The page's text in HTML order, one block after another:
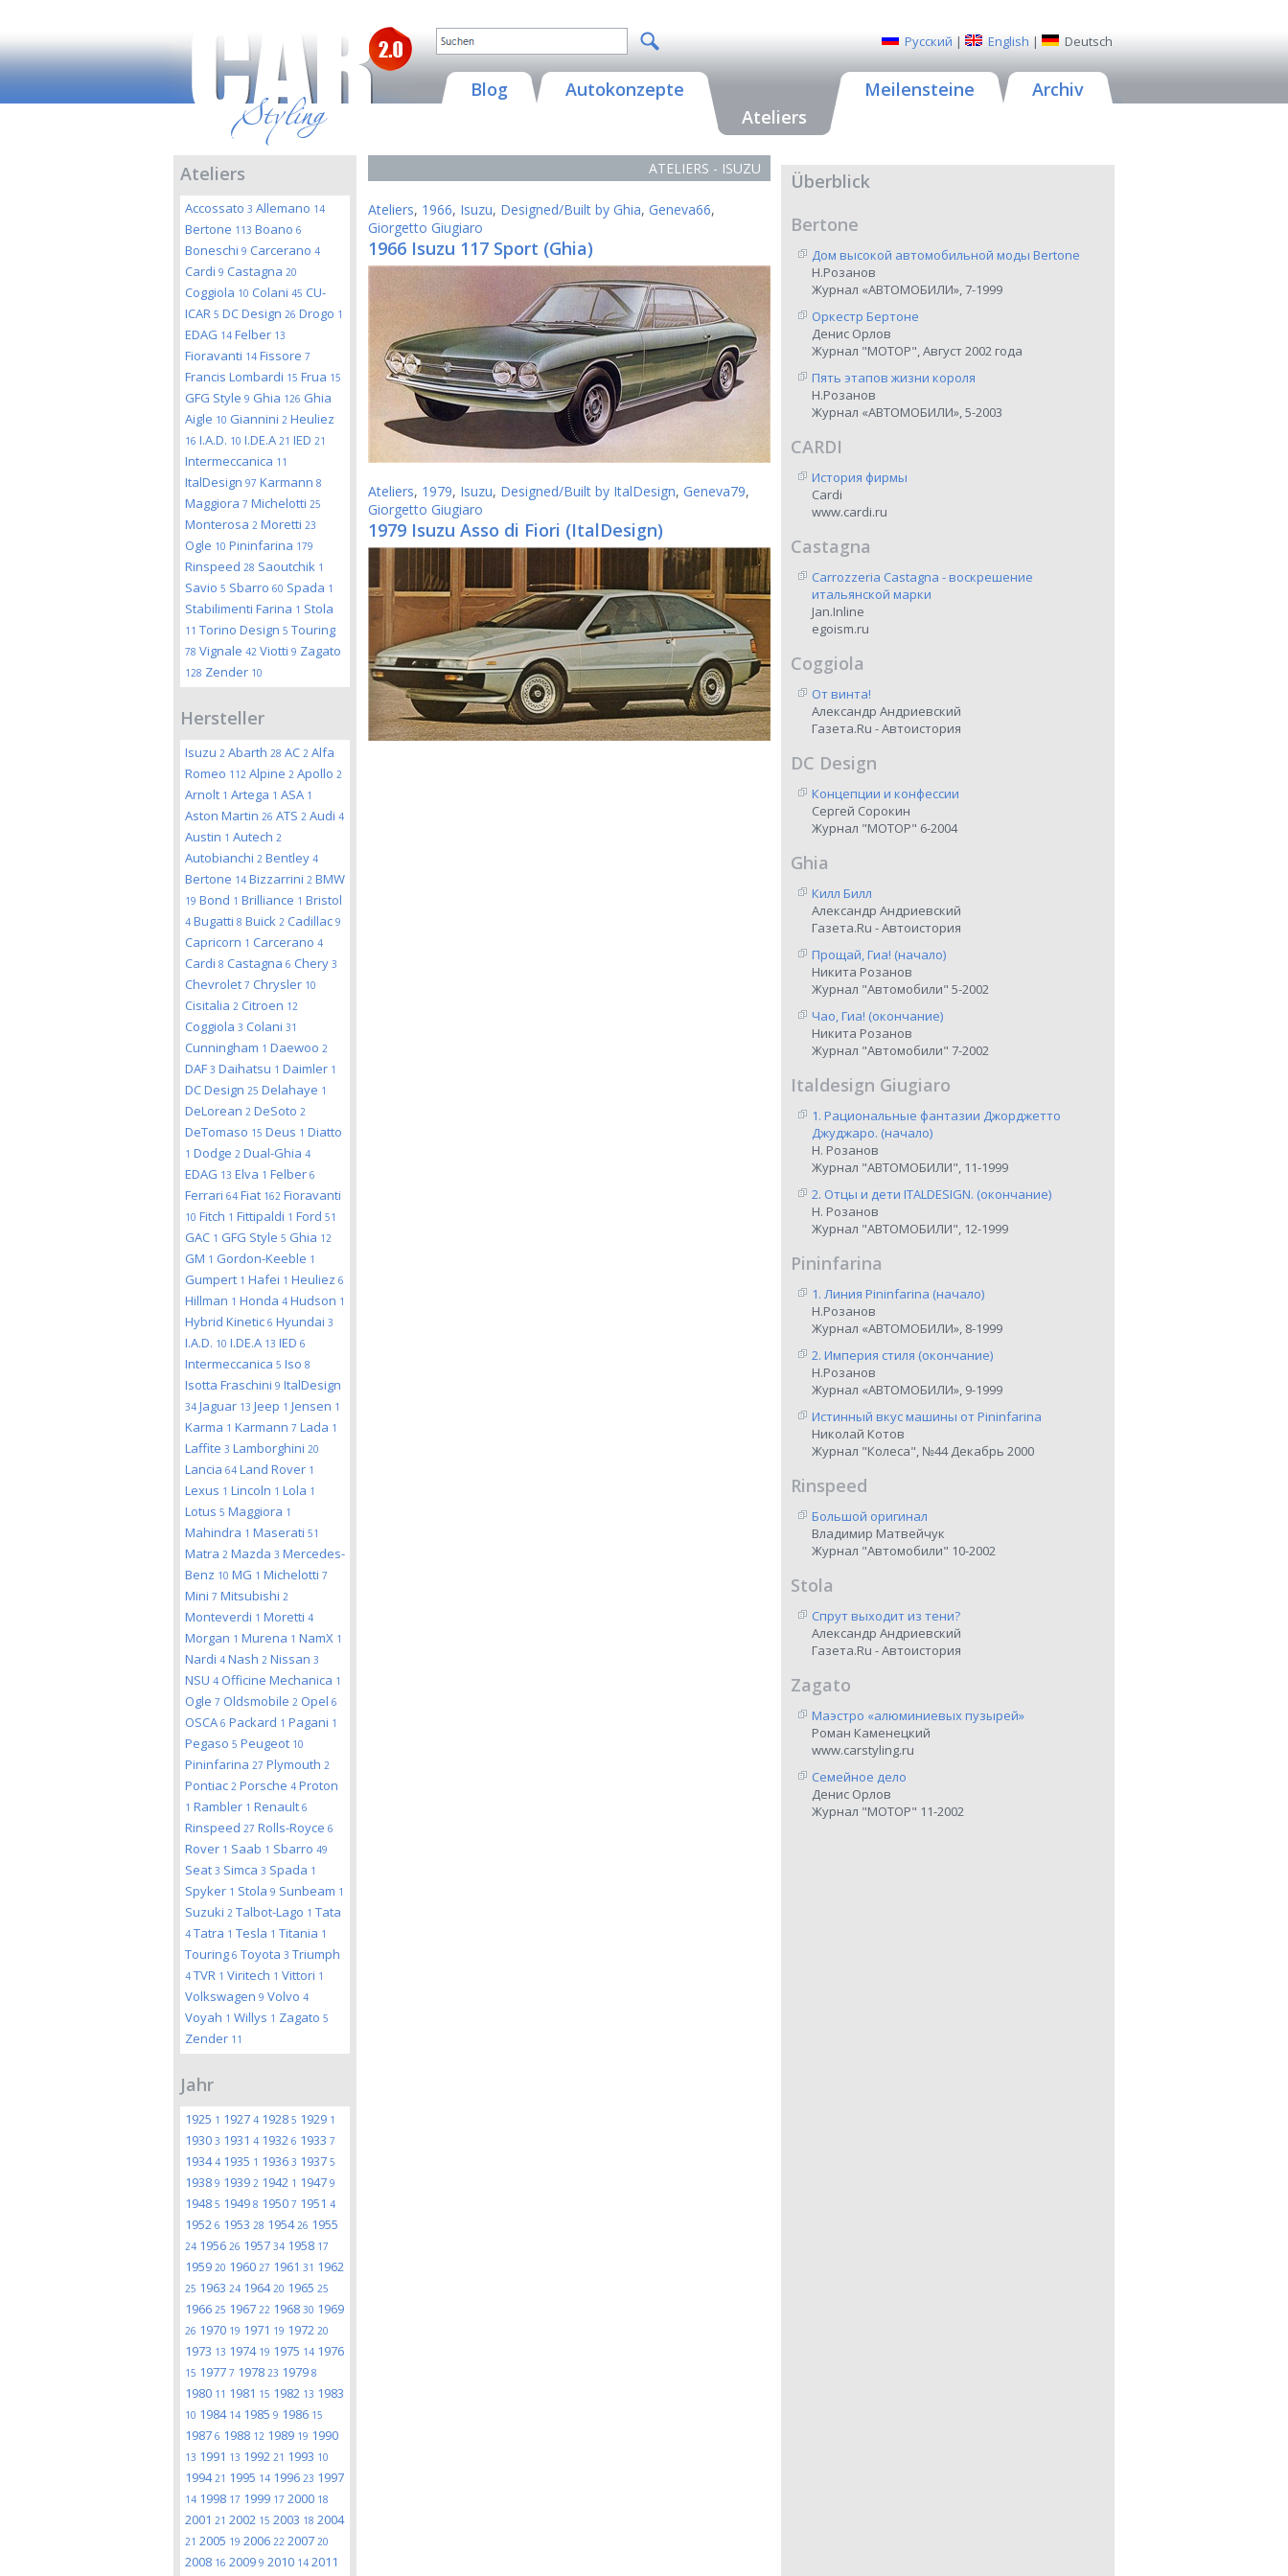
Русский | English | Deutsch
Blog
Autokonzepte
Ateliers
Meilensteine Archiv
Ateliers
Accossato 3 Allemano 14
Bertone 113 Boano 6
Boneschi 9 Carcerano 4
Cardi 9 Castagna 20
Coggiola 10 Colani 45 CU-
ICAR 5 DC Design 26 Drogo 1
EDAG 14 Felber 13
Fioravanti 14 Fissore 7
Francis Lombardi 15 Frua 15
GFG Style 9 Ghia 126 Ghia
Aigle 10 Giannini 2 Heuliez
16 I.A.D. 10 I.DE.A 21 IED 21
Intermeccanica 11
ItalDesign 97 Karmann 8
Maggiora 7 Michelotti 25
Monterosa 2 Moretti 23
Ogle 10 Pininfarina 179
Rinspeed 28 Saoutchik 1
Savio 5 Sbarro 60 Spada 1
Stabilimenti Farina 1 Stola
11 Torino Design 5 Touring
78 Vignale 42 Viotti 9 Zagato
128 Zender 10
Hersteller
Isuzu 2 Abarth 28 AC 2 Alfa
Romeo 112 Alpine 2 Apollo 2
Arnolt 1 Artega 1 ASA 1
Aston Martin 26 ATS 2 Audi 4
Austin 1 Autech 2
Autobianchi 2 Bentley 4
Bertone 14 Bizzarrini 2 BMW
19 Bond 1 Brilliance 1 Bristol
4 Bugatti 8 Buick 2 Cadillac 9
Capricorn 1 Carcerano 4
Cardi 8 Castagna 6 Chery 3
Chevrolet 7 Chrysler 10
Cisitalia 2 Citroen 12
Coggiola 3 Colani 31
Cunningham 1 Daewoo 2
DAF 3 Daihatsu 1 Daimler 1
DC Design 25 Delahaye 1
DeLorean 2 DeSoto 2
DeTomaso 15 Deus 1 Diatto
1 Dodge 2 Dual-Ghia 4
EDAG 13 Elva 1 Felber 6
Ferrari 64 Fiat 162 Fioravanti
10 Fitch 1 Fittipaldi 1 Ford 51
GAC 1 GFG Style 5 Ghia 12
GM 1 Gordon-Keeble 1
Gumpert 1 Hafei 1 Heuliez 6
Hillman 1 Honda 4 Hudson 1
Hybrid Kinetic 6 Hyundai 3
I.A.D. 10 I.DE.A 13 IED 6
Intermeccanica 5 Iso 8
Isotta Fraschini 9 ItalDesign
34 Jaguar 13 Jeep 1 Jensen 1
Karma 1 Karmann 7 Lada 1
Laffite 3 Lamborghini 20
Lancia 64 Land Rover 1
Lexus 1 Lincoln 1 Lola 1
Lotus 5 Maggiora 1
Mahindra 1 Maserati 51
Matra 2 Mazda 3 Mercedes-
Benz 10 MG 1 Michelotti 7
Mini 7 Mitsubishi 2
Monteverdi 1 Moretti 4
Morgan 1 Murena 1 NamX 1
Nardi 4 Nash 2 Nissan 3
NSU 4 Officine Mechanica 1
Ogle 7 Oldsmobile 2 Opel 6
OSCA 6 Packard 1 Pagani 1
Pegaso 5 Peugeot 10
Pininfarina 27 Plymouth 2
Pontiac 2 Porsche 4 Proton
1 Rambler 1 Renault 6
Rinspeed 27 Rolls-Royce 6
Rover 1 Saab 1 Sbarro 49
Seat 3 Simca 3 Spada 1
Spyker 1 Stola 9 Sunbeam 1
Suzuki 2 Talbot-Lago 1 Tata
4 Tatra 1 Tesla 1 Titania 1
Touring 6 Toyota 3 Triumph
4 TVR 1 Viritech 1 Vittori 1
Volkswagen 9 Volvo 4
Voyah 1 Willys 1 Zagato 5
Zender 11
Jahr
1925 1 1927 4 1928 5 1929 1
1930 3 1931 4 1932 6 1933 7
19344 1935 1 1936 3 1937 5
1938 9 1939 2 1942 1 1947 9
1948 5 1949 8 1950 7 1951 4
1952 6 1953 28 195426 1955
24 1956 26 1957 34 1958 17
1959 20 1960 27 1961 31 1962
25 1963 24 196420 1965 25
1966 25 1967 22 1968 30 1969
26 1970 19 1971 19 1972 20
1973 13 1974 19 1975 14 1976
15 1977 7 1978 23 1979 8
1980 11 1981 15 1982 13 1983
10 1984 14 1985 9 1986 15
1987 6 1988 12 1989 19 1990
13 1991 13 1992 21 1993 10
199421 1995 14 1996 23 1997
14 1998 17 1999 17 2000 18
2001 21 2002 15 2003 18 2004
21 2005 19 2006 22 2007 20
2008 16 2009 9 2010 14 2011
ATELIERS - ISUZU
Ateliers, 1966, Isuzu, Designed/Built by Ghia, Geneva66,
Giorgetto Giugiaro
1966 Isuzu 117 Sport (Ghia)
Ateliers, 1979, Isuzu, Designed/Built by ItalDesign, Geneva79,
Giorgetto Giugiaro
1979 Isuzu Asso di Fiori (ItalDesign)
Überblick
Bertone
Дом высокой автомобильной моды Bertone
Н.Розанов
Журнал «АВТОМОБИЛИ», 7-1999
Оркестр Бертоне
Денис Орлов
Журнал "МОТОР", Август 2002 года
Пять этапов жизни короля
Н.Розанов
Журнал «АВТОМОБИЛИ», 5-2003
CARDI
История фирмы
Cardi
www.cardi.ru
Castagna
Carrozzeria Castagna - воскрешение
итальянской марки
Jan.Inline
egoism.ru
Coggiola
От винта!
Александр Андриевский
Газета.Ru - Автоистория
DC Design
Концепции и конфессии
Сергей Сорокин
Журнал "МОТОР" 6-2004
Ghia
Килл Билл
Александр Андриевский
Газета.Ru - Автоистория
Прощай, Гиа! (начало)
Никита Розанов
Журнал "Автомобили" 5-2002
Чао, Гиа! (окончание)
Никита Розанов
Журнал "Автомобили" 7-2002
Italdesign Giugiaro
1. Рациональные фантазии Джорджетто
Джуджаро. (начало)
Н. Розанов
Журнал "АВТОМОБИЛИ", 11-1999
2. Отцы и дети ITALDESIGN. (окончание)
Н. Розанов
Журнал "АВТОМОБИЛИ", 12-1999
Pininfarina
1. Линия Pininfarina (начало)
Н.Розанов
Журнал «АВТОМОБИЛИ», 8-1999
2. Империя стиля (окончание)
Н.Розанов
Журнал «АВТОМОБИЛИ», 9-1999
Истинный вкус машины от Pininfarina
Николай Котов
Журнал "Колеса", №44 Декабрь 2000
Rinspeed
Большой оригинал
Владимир Матвейчук
Журнал "Автомобили" 10-2002
Stola
Спрут выходит из тени?
Александр Андриевский
Газета.Ru - Автоистория
Zagato
Маэстро «алюминиевых пузырей»
Роман Каменецкий
www.carstyling.ru
Семейное дело
Денис Орлов
Журнал "МОТОР" 11-2002